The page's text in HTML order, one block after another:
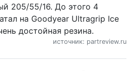
205/55/16. До этого 4
на Goodyear Ultragrip Ice
достойная резина.
источник: partreview.ru